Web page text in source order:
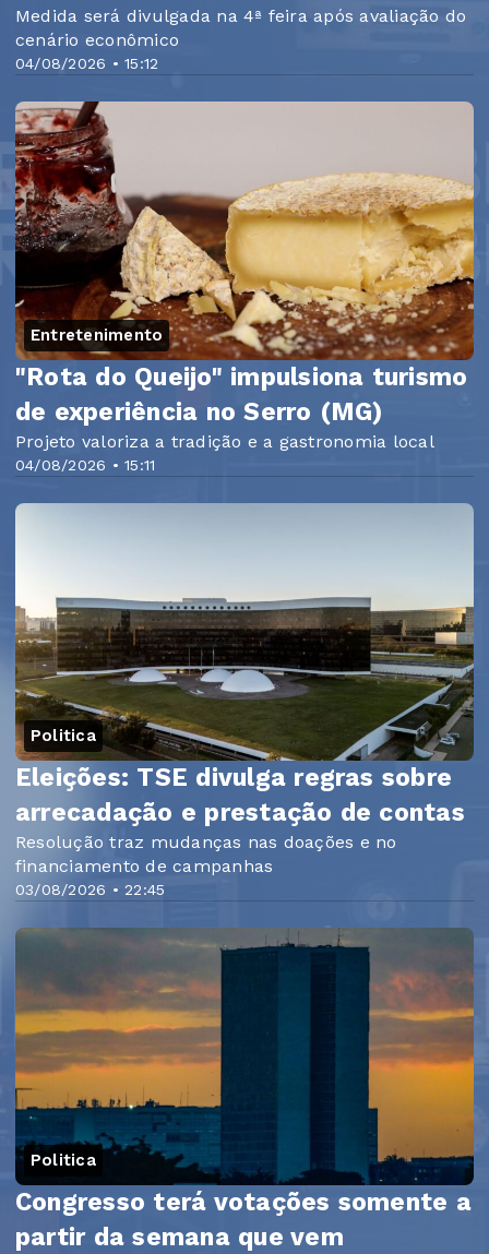
04/08/2026 • 15:12
Medida será divulgada na 4ª feira após avaliação do
cenário econômico
Entretenimento
04/08/2026 • 15:11
"Rota do Queijo" impulsiona turismo
de experiência no Serro (MG)
Projeto valoriza a tradição e a gastronomia local
Politica
03/08/2026 • 22:45
Eleições: TSE divulga regras sobre
arrecadação e prestação de contas
Resolução traz mudanças nas doações e no
financiamento de campanhas
Politica
Congresso terá votações somente a
partir da semana que vem